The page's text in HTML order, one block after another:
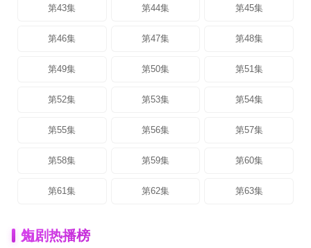
第43集 第44集 第45集
第46集 第47集 第48集
第49集 第50集 第51集
第52集 第53集 第54集
第55集 第56集 第57集
第58集 第59集 第60集
第61集 第62集 第63集
为
短剧热播榜